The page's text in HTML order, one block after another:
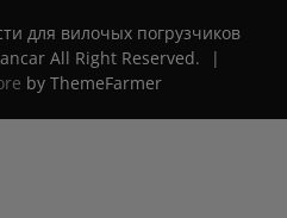
для вилочых погрузчиков
All Right Reserved.
|
by ThemeFarmer